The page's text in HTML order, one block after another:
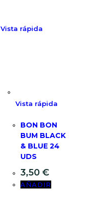
Vista rápida
Vista rápida
BON BON
BUM BLACK
& BLUE 24
UDS
3,50 €
AÑADIR